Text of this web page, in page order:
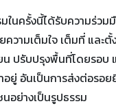
ในครั้งนี้ได้รับความร่ว
วามเต็มใจ เต็มที่ และตั้
น ปรับปรุงพื้นที่โดยรอบ
อยู่ อันเป็นการส่งต่อรอ
อย่างเป็นรูปธรรม